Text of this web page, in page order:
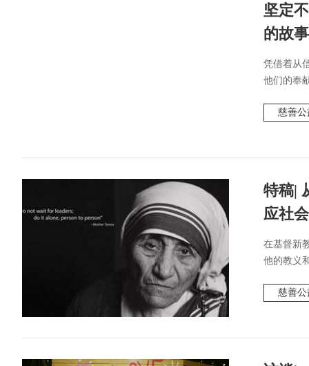
坚定
的故事
凭借着从
他们的奉
慈善公
特稿|
应社
在基督新
他的教义
慈善公